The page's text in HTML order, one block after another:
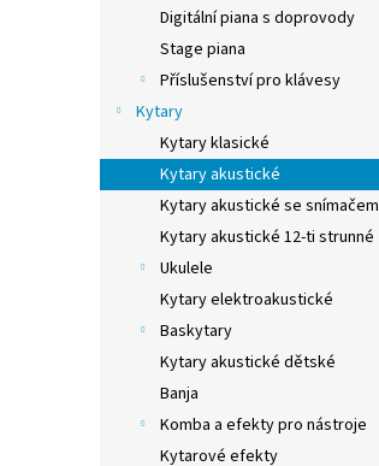
Digitální piana s doprovody
Stage piana
Příslušenství pro klávesy
Kytary
Kytary klasické
Kytary akustické
Kytary akustické se snímačem
Kytary akustické 12-ti strunné
Ukulele
Kytary elektroakustické
Baskytary
Kytary akustické dětské
Banja
Komba a efekty pro nástroje
Kytarové efekty